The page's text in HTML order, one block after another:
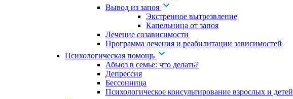
Вывод из запоя
Экстренное вытрезвление
Капельница от запоя
Лечение созависимости
Программа лечения и реабилитации зависимостей
Психологическая помощь
Абьюз в семье: что делать?
Депрессия
Бессонница
Психологическое консультирование взрослых и детей